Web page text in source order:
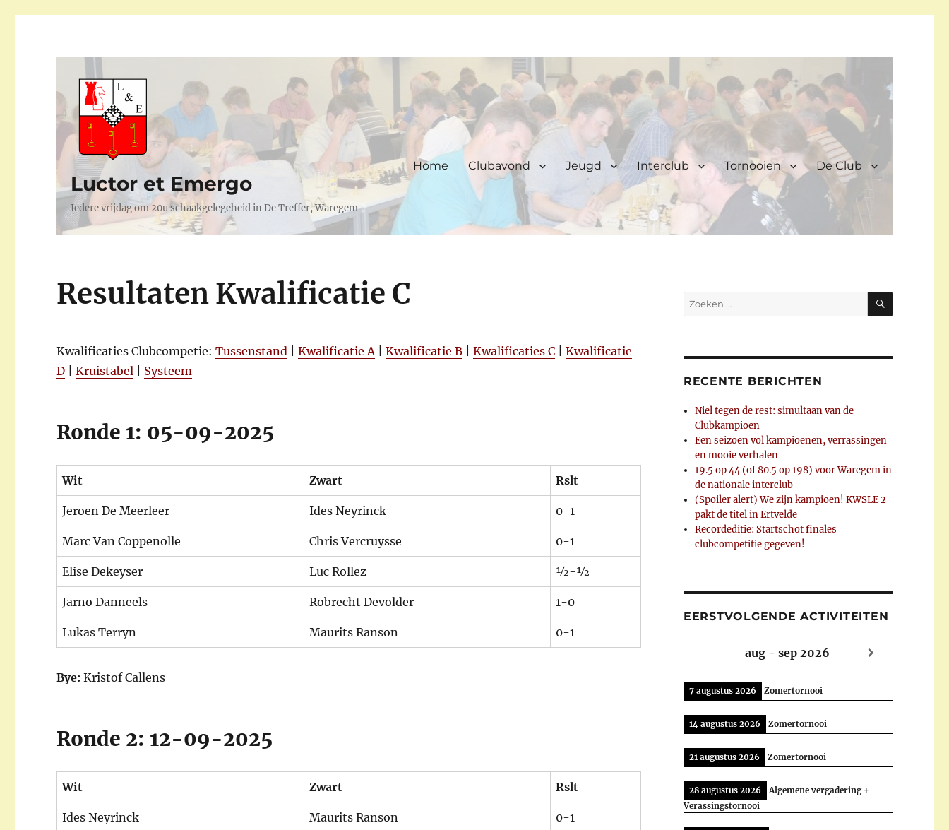
Luctor et Emergo
Iedere vrijdag om 20u schaakgelegeheid in De Treffer, Waregem
Home Clubavond Jeugd Interclub Tornooien De Club
Resultaten Kwalificatie C
Kwalificaties Clubcompetie:Tussenstand |Kwalificatie A|Kwalificatie B |Kwalificaties C |Kwalificatie
D |Kruistabel Systeem
Ronde 1: 05-09-2025
Wit Zwart Rslt
Jeroen De Meerleer Ides Neyrinck 0-1
Marc Van Coppenolle Chris Vercruysse 0-1
Elise Dekeyser Luc Rollez ½-½
Jarno Danneels Robrecht Devolder 1-0
Lukas Terryn Maurits Ranson 0-1
Bye: Kristof Callens
Ronde 2: 12-09-2025
Wit Zwart Rslt
Ides Neyrinck Maurits Ranson 0-1
Zoeken
naar:
ZOEKEN
RECENTE BERICHTEN
Niel tegen de rest: simultaan van de
Clubkampioen
Een seizoen vol kampioenen, verrassingen
en mooie verhalen
19.5 op 44 (of 80.5 op 198) voor Waregem in
de nationale interclub
(Spoiler alert) We zijn kampioen! KWSLE 2
pakt de titel in Ertvelde
Recordeditie: Startschot finales
clubcompetitie gegeven!
EERSTVOLGENDE ACTIVITEITEN
aug - sep 2026
7 augustus 2026 Zomertornooi
14 augustus 2026 Zomertornooi
21 augustus 2026 Zomertornooi
28 augustus 2026
Algemene vergadering +
Verassingstornooi